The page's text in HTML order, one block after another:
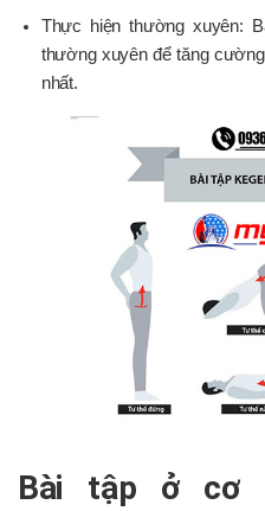
Thực hiện thường xuyên:
thường xuyên để tăng
nhất.
Bài tập ở cơ